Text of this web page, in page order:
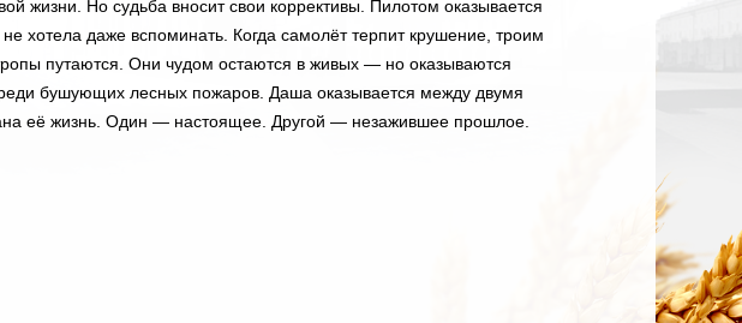
жизни. Но судьба вносит свои коррективы. Пилотом оказывается
хотела даже вспоминать. Когда самолёт терпит крушение, троим
путаются. Они чудом остаются в живых — но оказываются
бушующих лесных пожаров. Даша оказывается между двумя
её жизнь. Один — настоящее. Другой — незажившее прошлое.